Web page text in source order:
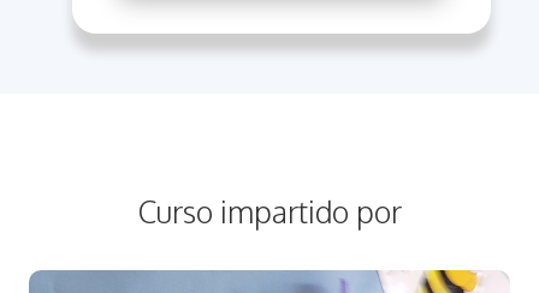
Curso impartido por